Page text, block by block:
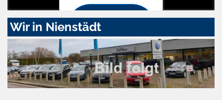
Zustimmen
aktivieren
Wir in Nienstädt